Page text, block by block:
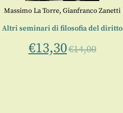
Massimo La Torre, Gianfranco Zanetti
Altri seminari di filosofia del diritto
€13,30€14,00